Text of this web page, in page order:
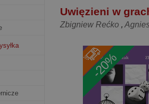
Uwięzieni w
Zbigniew Rećko ,
-20%